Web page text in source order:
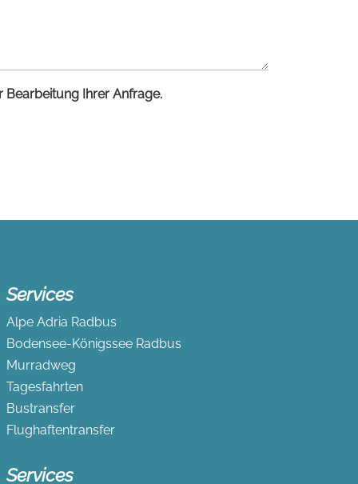
Bearbeitung Ihrer Anfrage.
Services
Alpe Adria Radbus
Bodensee-Königssee Radbus
Murradweg
Tagesfahrten
Bustransfer
Flughaftentransfer
Services